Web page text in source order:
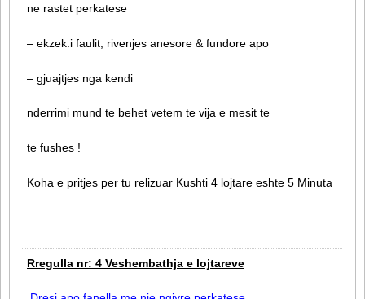
ne rastet perkatese
– ekzek.i faulit, rivenjes anesore & fundore apo
– gjuajtjes nga kendi
nderrimi mund te behet vetem te vija e mesit te
te fushes !
Koha e pritjes per tu relizuar Kushti 4 lojtare eshte 5 Minuta
Rregulla nr: 4 Veshembathja e lojtareve